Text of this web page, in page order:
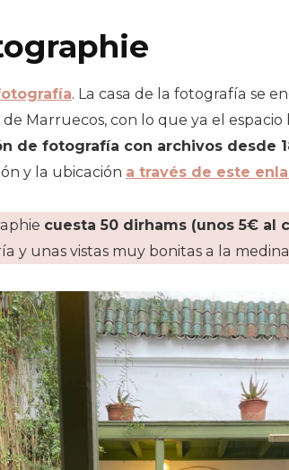
. La casa de la fotografía se
Marruecos, con lo que ya el
de fotografía con archivos desde
y la ubicación a través de este
cuesta 50 dirhams (unos 5€ al
y unas vistas muy bonitas a la